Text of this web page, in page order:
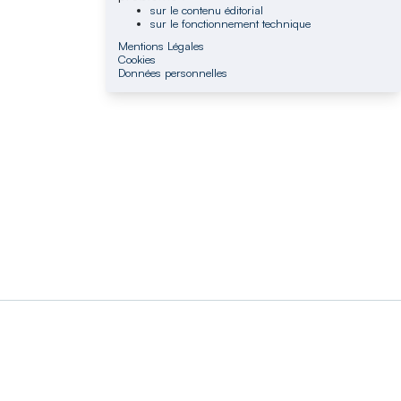
sur le contenu éditorial
sur le fonctionnement technique
Mentions Légales
Cookies
Données personnelles